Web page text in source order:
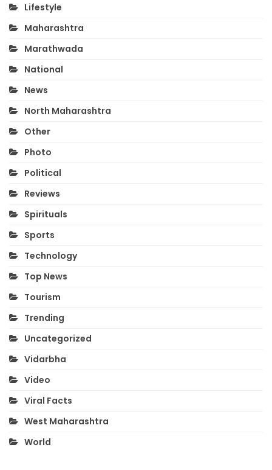
Lifestyle
Maharashtra
Marathwada
National
News
North Maharashtra
Other
Photo
Political
Reviews
Spirituals
Sports
Technology
Top News
Tourism
Trending
Uncategorized
Vidarbha
Video
Viral Facts
West Maharashtra
World